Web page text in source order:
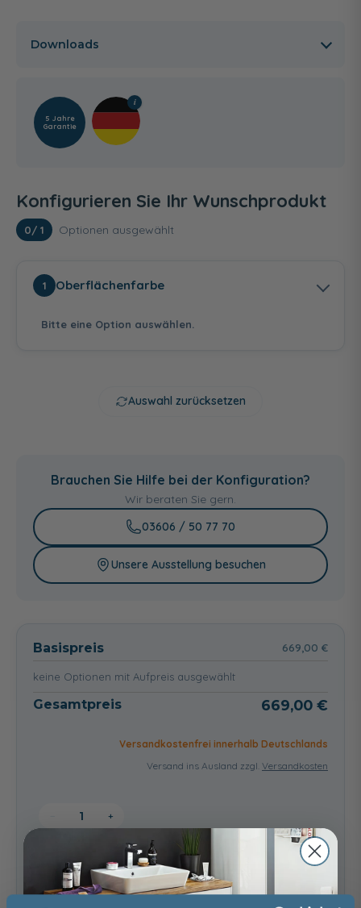
Downloads
5 Jahre
Garantie
Konfigurieren Sie Ihr Wunschprodukt
0/ 1 Optionen ausgewählt
1 Oberflächenfarbe
Bitte eine Option auswählen.
finish (R10)
87,00 €
Auswahl zurücksetzen
Brauchen Sie Hilfe bei der Konfiguration?
Wir beraten Sie gern.
03606 / 50 77 70
Unsere Ausstellung besuchen
Basispreis 669,00 €
keine Optionen mit Aufpreis ausgewählt
Gesamtpreis 669,00 €
Versandkostenfrei innerhalb Deutschlands
Versand ins Ausland zzgl. Versandkosten
+
In den Warenkorb